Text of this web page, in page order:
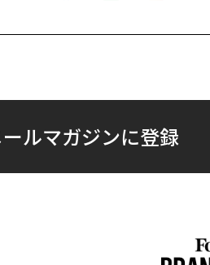
ルマガジンに登録